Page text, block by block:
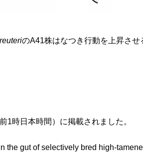
のA41株はなつき行動を上昇させ
1時日本時間）に掲載されました。
the gut of selectively bred high-